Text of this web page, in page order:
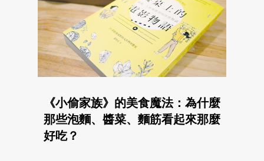
《小偷家族》的美食魔法：為什麼
那些泡麵、醬菜、麵筋看起來那麼
好吃？